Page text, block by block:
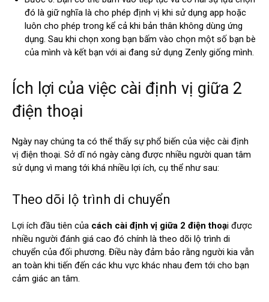
đó là giữ nghĩa là cho phép định vị khi sử dụng app hoặc
luôn cho phép trong kể cả khi bản thân không dùng ứng
dụng. Sau khi chọn xong bạn bấm vào chọn một số bạn bè
của mình và kết bạn với ai đang sử dụng Zenly giống mình.
Ích lợi của việc cài định vị giữa 2
điện thoại
Ngày nay chúng ta có thể thấy sự phổ biến của việc cài định
vị điện thoại. Sở dĩ nó ngày càng được nhiều người quan tâm
sử dụng vì mang tới khá nhiều lợi ích, cụ thể như sau:
Theo dõi lộ trình di chuyển
Lợi ích đầu tiên của cách cài định vị giữa 2 điện thoại được
nhiều người đánh giá cao đó chính là theo dõi lộ trình di
chuyển của đối phương. Điều này đảm bảo rằng người kia vẫn
an toàn khi tiến đến các khu vực khác nhau đem tới cho bạn
cảm giác an tâm.